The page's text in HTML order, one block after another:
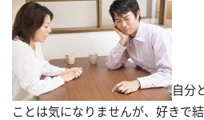
自分
ことは気になりませんが、好きで